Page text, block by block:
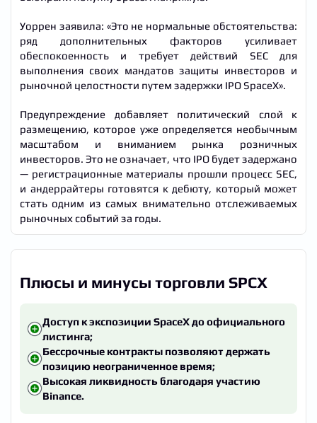
Уоррен заявила: «Это не нормальные обстоятельства:
ряд дополнительных факторов усиливает
обеспокоенность и требует действий SEC для
выполнения своих мандатов защиты инвесторов и
рыночной целостности путем задержки IPO SpaceX».
Предупреждение добавляет политический слой к
размещению, которое уже определяется необычным
масштабом и вниманием рынка розничных
инвесторов. Это не означает, что IPO будет задержано
— регистрационные материалы прошли процесс SEC,
и андеррайтеры готовятся к дебюту, который может
стать одним из самых внимательно отслеживаемых
рыночных событий за годы.
Плюсы и минусы торговли SPCX
Доступ к экспозиции SpaceX до официального
листинга;
Бессрочные контракты позволяют держать
позицию неограниченное время;
Высокая ликвидность благодаря участию
Binance.